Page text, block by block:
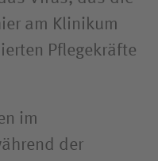
am Klinikum
Pflegekräfte
im
der